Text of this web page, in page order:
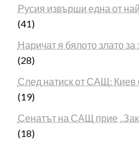
Русия извърши една от
(41)
Наричат я бялото злато
(28)
След натиск от САЩ:
(19)
Сенатът на САЩ прие
(18)